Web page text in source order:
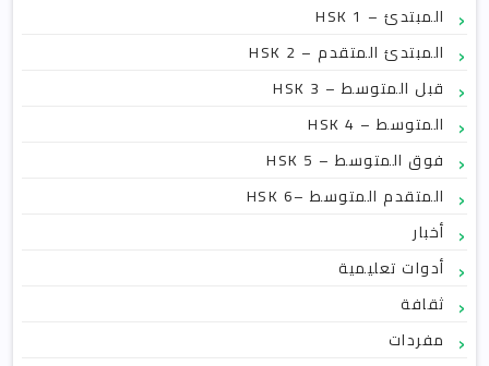
HSK 1 – المبتدئ
HSK 2 – المبتدئ المتقدم
HSK 3 – قبل المتوسط
HSK 4 – المتوسط
HSK 5 – فوق المتوسط
HSK 6– المتقدم المتوسط
أخبار
أدوات تعليمية
ثقافة
مفردات